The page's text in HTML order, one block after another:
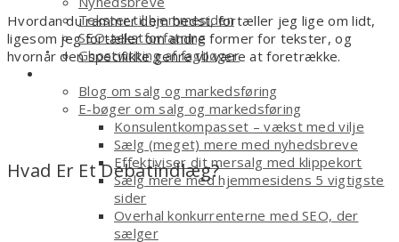
Tekster til hjemmesiden
SEO-tekstforfatning
Ghostwriting af fagbøger
Blog om salg og markedsføring
E-bøger om salg og markedsføring
Konsulentkompasset – vækst med vilje
Sælg (meget) mere med nyhedsbreve
Effektiviser dit mersalg med klippekort
Sælg mere med hjemmesidens 5 vigtigste
sider
Overhal konkurrenterne med SEO, der
sælger
Hvordan du rammer dem bedst, fortæller jeg lige om lidt,
ligesom jeg fortæller om andre former for tekster, og
hvornår den specifikke genre vil være at foretrække.
Hvad Er Et Debatindlæg?